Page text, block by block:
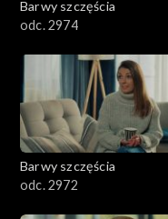
Barwy szczęścia
odc. 2974
Barwy szczęścia
odc. 2972